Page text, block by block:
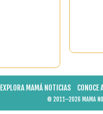
EXPLORA MAMÁ NOTICIAS CONOCE
© 2011–2026 MAMA